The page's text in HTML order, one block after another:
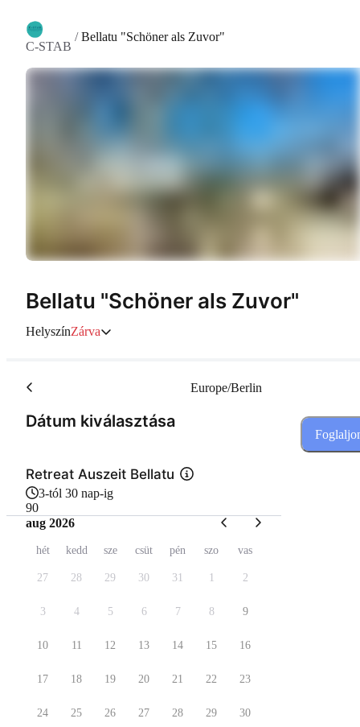
C-STAB
/Bellatu "Schöner als Zuvor"
Bellatu "Schöner als Zuvor"
HelyszínZárva
Dátum kiválasztása(Lépés 1 a 2-ból)
Europe/Berlin
Retreat Auszeit Bellatu
3-tól 30 nap-ig
90
aug 2026
hét kedd sze csüt pén szo vas
27 28 29 30 31 1 2
3 4 5 6 7 8 9
10 11 12 13 14 15 16
17 18 19 20 21 22 23
24 25 26 27 28 29 30